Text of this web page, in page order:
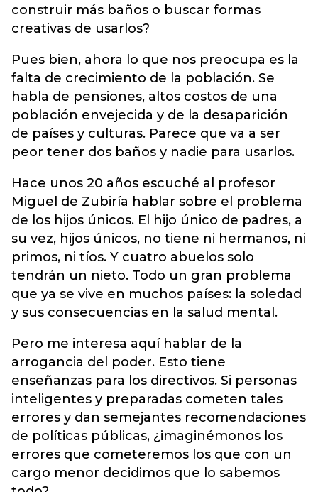
construir más baños o buscar formas
creativas de usarlos?
Pues bien, ahora lo que nos preocupa es la
falta de crecimiento de la población. Se
habla de pensiones, altos costos de una
población envejecida y de la desaparición
de países y culturas. Parece que va a ser
peor tener dos baños y nadie para usarlos.
Hace unos 20 años escuché al profesor
Miguel de Zubiría hablar sobre el problema
de los hijos únicos. El hijo único de padres, a
su vez, hijos únicos, no tiene ni hermanos, ni
primos, ni tíos. Y cuatro abuelos solo
tendrán un nieto. Todo un gran problema
que ya se vive en muchos países: la soledad
y sus consecuencias en la salud mental.
Pero me interesa aquí hablar de la
arrogancia del poder. Esto tiene
enseñanzas para los directivos. Si personas
inteligentes y preparadas cometen tales
errores y dan semejantes recomendaciones
de políticas públicas, ¿imaginémonos los
errores que cometeremos los que con un
cargo menor decidimos que lo sabemos